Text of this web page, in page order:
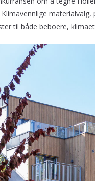
til både beboere,